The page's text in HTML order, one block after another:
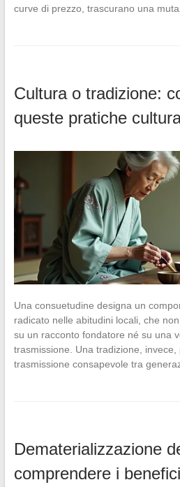
curve di prezzo, trascurano una
Cultura o tradizione:
queste pratiche
Una consuetudine designa un
radicato nelle abitudini locali, che
su un racconto fondatore né su una
trasmissione. Una tradizione,
trasmissione consapevole tra
Dematerializzazione
comprendere i